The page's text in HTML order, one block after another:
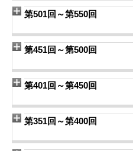
第501回～第550回
第451回～第500回
第401回～第450回
第351回～第400回